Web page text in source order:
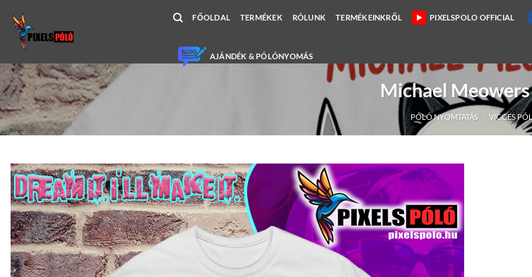
content
FŐOLDAL TERMÉKEK RÓLUNK TERMÉKEINKRŐL PIXELSPOLO OFFICIAL
AJÁNDÉK & PÓLÓNYOMÁS
Michael
PÓLÓ NYOMTATÁS / VICCES